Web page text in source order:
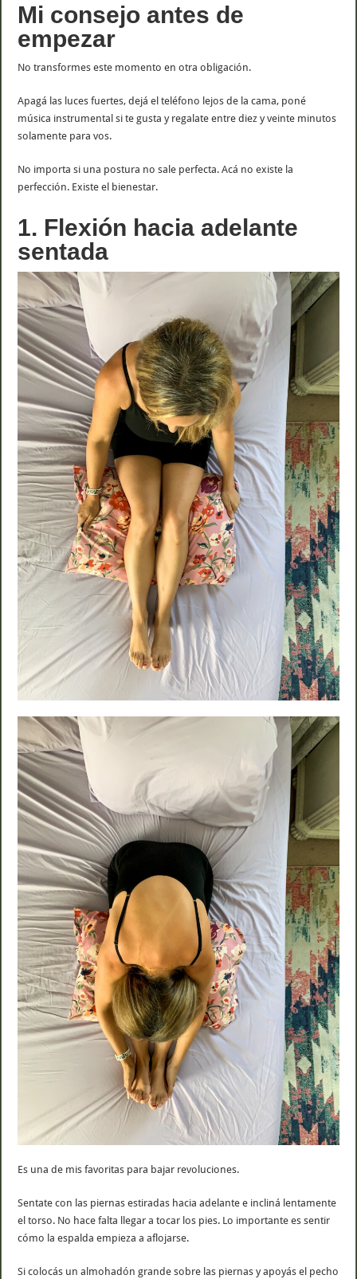
Mi consejo antes de
empezar
No transformes este momento en otra obligación.
Apagá las luces fuertes, dejá el teléfono lejos de la cama, poné
música instrumental si te gusta y regalate entre diez y veinte minutos
solamente para vos.
No importa si una postura no sale perfecta. Acá no existe la
perfección. Existe el bienestar.
1. Flexión hacia adelante
sentada
Es una de mis favoritas para bajar revoluciones.
Sentate con las piernas estiradas hacia adelante e incliná lentamente
el torso. No hace falta llegar a tocar los pies. Lo importante es sentir
cómo la espalda empieza a aflojarse.
Si colocás un almohadón grande sobre las piernas y apoyás el pecho